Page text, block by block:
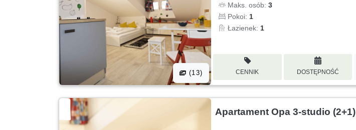
(13)
Maks. osób:3
Pokoi: 1
Łazienek: 1
CENNIK DOSTĘPNOŚĆ
Apartament Opa 3-studio (2+1)